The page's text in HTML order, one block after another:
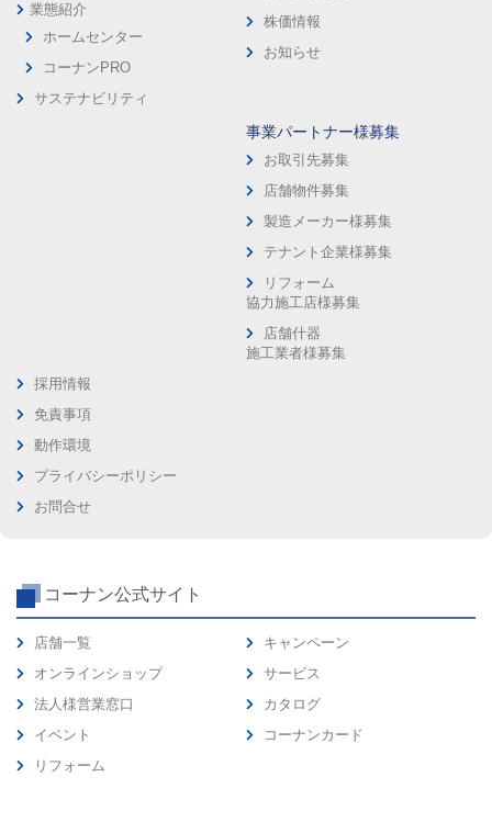
業態紹介
ホームセンター
コーナンPRO
サステナビリティ
株価情報
お知らせ
事業パートナー様募集
お取引先募集
店舗物件募集
製造メーカー様募集
テナント企業様募集
リフォーム
協力施工店様募集
店舗什器
施工業者様募集
採用情報
免責事項
動作環境
プライバシーポリシー
お問合せ
コーナン公式サイト
店舗一覧
オンラインショップ
法人様営業窓口
イベント
リフォーム
キャンペーン
サービス
カタログ
コーナンカード